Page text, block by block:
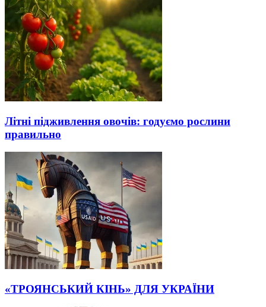
Літні підживлення овочів: годуємо рослини
правильно
«ТРОЯНСЬКИЙ КІНЬ» ДЛЯ УКРАЇНИ